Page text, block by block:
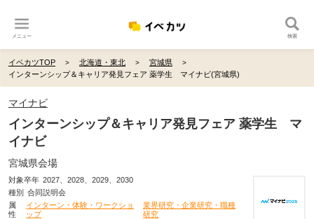
メニュー 検索
イベカツTOP 北海道・東北
宮城県
インターンシップ＆キャリア発見フェア 薬学生 マイナビ(宮城県)
マイナビ
インターンシップ＆キャリア発見フェア 薬学生 マ
イナビ
宮城県会場
対象卒年 2027、2028、2029、2030
種別 合同説明会
属
性
インターン・体験・ワークショ
ップ
業界研究・企業研究・職種
研究